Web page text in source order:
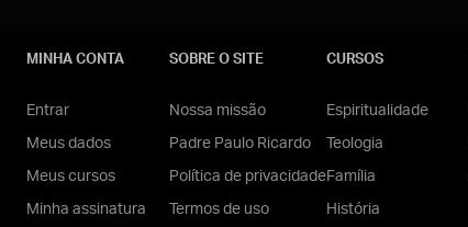
MINHA CONTA
Entrar
Meus dados
Meus cursos
Minha assinatura
SOBRE O SITE
Nossa missão
Padre Paulo Ricardo
Política de privacidade
Termos de uso
CURSOS
Espiritualidade
Teologia
Família
História